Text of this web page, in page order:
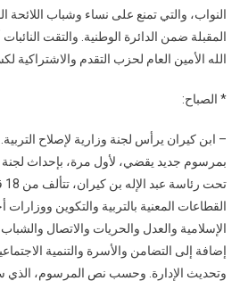
النواب، والتي تمنع على نساء وشباب اللائحة
المقبلة ضمن الدائرة الوطنية. والتقت
الله الأمين العام لحزب التقدم
* الصباح:
– ابن كيران يرأس لجنة وزارية لإصلاح
بمرسوم جديد يقضي، لأول مرة، بإحداث لجنة
القطاعات المعنية بالتربية والتكوين
الإسلامية والعدل والحريات والاتصال
إضافة إلى التضامن والأسرة والتنمية
وتحديث الإدارة. وحسب نص المرسوم،